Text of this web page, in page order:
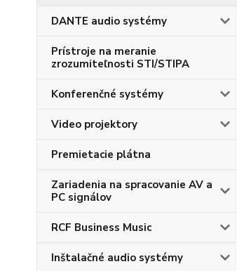
DANTE audio systémy
Prístroje na meranie
zrozumiteľnosti STI/STIPA
Konferenčné systémy
Video projektory
Premietacie plátna
Zariadenia na spracovanie AV a
PC signálov
RCF Business Music
Inštalačné audio systémy